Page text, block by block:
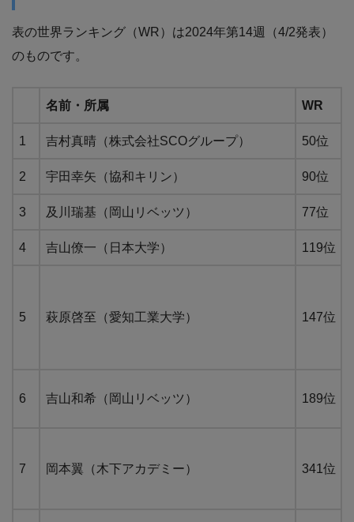
表の世界ランキング（WR）は2024年第14週（4/2発表）
のものです。
名前・所属 WR
1 吉村真晴（株式会社SCOグループ） 50位
2 宇田幸矢（協和キリン） 90位
3 及川瑞基（岡山リベッツ） 77位
4 吉山僚一（日本大学） 119位
5 萩原啓至（愛知工業大学） 147位
6 吉山和希（岡山リベッツ） 189位
7 岡本翼（木下アカデミー） 341位